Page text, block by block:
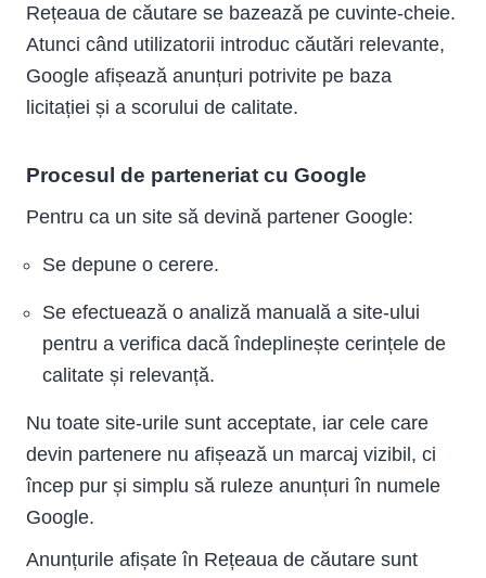
Rețeaua de căutare se bazează pe cuvinte-cheie.
Atunci când utilizatorii introduc căutări relevante,
Google afișează anunțuri potrivite pe baza
licitației și a scorului de calitate.
Procesul de parteneriat cu Google
Pentru ca un site să devină partener Google:
Se depune o cerere.
Se efectuează o analiză manuală a site-ului
pentru a verifica dacă îndeplinește cerințele de
calitate și relevanță.
Nu toate site-urile sunt acceptate, iar cele care
devin partenere nu afișează un marcaj vizibil, ci
încep pur și simplu să ruleze anunțuri în numele
Google.
Anunțurile afișate în Rețeaua de căutare sunt